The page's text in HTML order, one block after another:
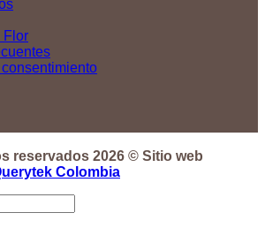
Flor
reservados 2026 © Sitio web
Colombia